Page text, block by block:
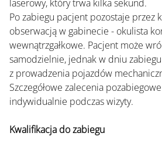
laserowy, który trwa kilka sekund.
Po zabiegu pacjent pozostaje przez
obserwacją w gabinecie - okulista
wewnątrzgałkowe. Pacjent może
samodzielnie, jednak w dniu
z prowadzenia pojazdów
Szczegółowe zalecenia
indywidualnie podczas wizyty.
Kwalifikacja do zabiegu